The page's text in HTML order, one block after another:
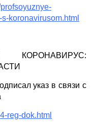
koronavirusom.html
указ в связи с
reg-dok.html